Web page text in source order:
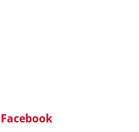
Facebook